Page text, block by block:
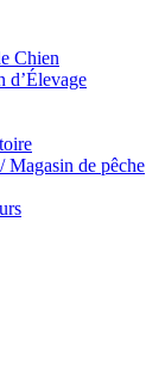
Chien
d’Élevage
Magasin de pêche